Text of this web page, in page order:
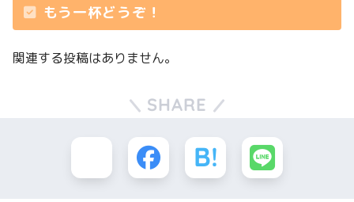
もう一杯どうぞ！
関連する投稿はありません。
SHARE